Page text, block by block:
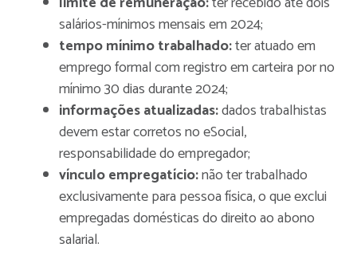
salários-mínimos mensais em 2024;
tempo mínimo trabalhado:ter atuado em
emprego formal com registro em carteira por no
mínimo 30 dias durante 2024;
informações atualizadas:dados trabalhistas
devem estar corretos no eSocial,
responsabilidade do empregador;
vínculo empregatício:não ter trabalhado
exclusivamente para pessoa física, o que exclui
empregadas domésticas do direito ao abono
salarial.